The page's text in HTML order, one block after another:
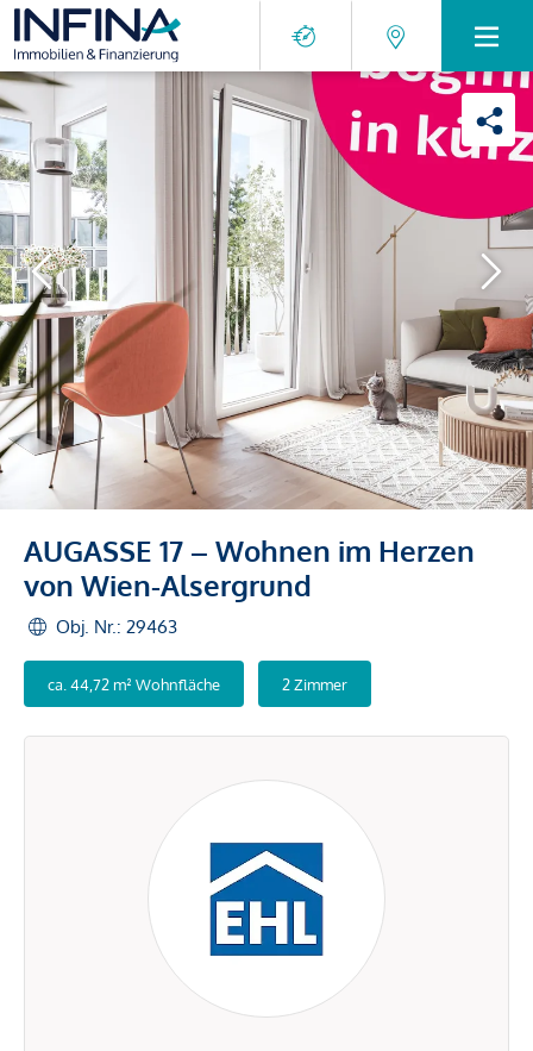
AUGASSE 17 – Wohnen im Herzen
von Wien-Alsergrund
Obj. Nr.: 29463
ca. 44,72 m² Wohnfläche 2 Zimmer